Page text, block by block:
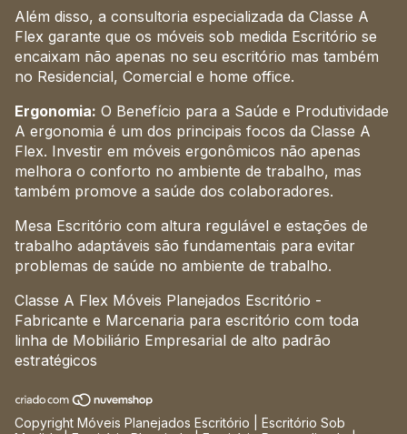
Além disso, a consultoria especializada da Classe A
Flex garante que os móveis sob medida Escritório se
encaixam não apenas no seu escritório mas também
no Residencial, Comercial e home office.
Ergonomia: O Benefício para a Saúde e Produtividade
A ergonomia é um dos principais focos da Classe A
Flex. Investir em móveis ergonômicos não apenas
melhora o conforto no ambiente de trabalho, mas
também promove a saúde dos colaboradores.
Mesa Escritório com altura regulável e estações de
trabalho adaptáveis são fundamentais para evitar
problemas de saúde no ambiente de trabalho.
Classe A Flex Móveis Planejados Escritório -
Fabricante e Marcenaria para escritório com toda
linha de Mobiliário Empresarial de alto padrão
estratégicos
Copyright Móveis Planejados Escritório | Escritório Sob